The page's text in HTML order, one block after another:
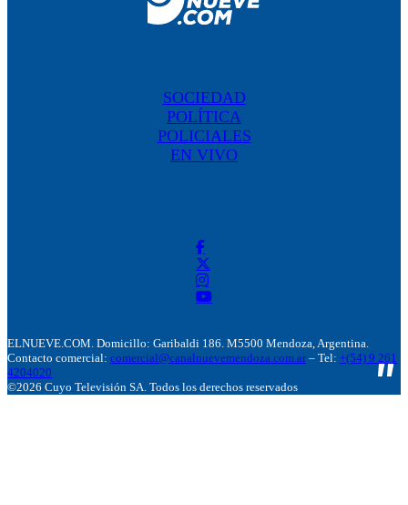
SOCIEDAD
POLÍTICA
POLICIALES
EN VIVO
ELNUEVE.COM. Domicillo: Garibaldi 186. M5500 Mendoza, Argentina.
Contacto comercial: comercial@canalnuevemendoza.com.ar – Tel: +(54) 9 261
4204020
©2026 Cuyo Televisión SA. Todos los derechos reservados